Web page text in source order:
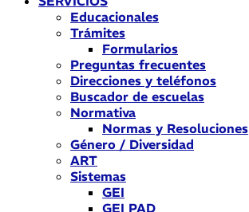
Educacionales
Trámites
Formularios
Preguntas frecuentes
Direcciones y teléfonos
Buscador de escuelas
Normativa
Normas y Resoluciones
Género / Diversidad
ART
Sistemas
GEI
GEI PAD